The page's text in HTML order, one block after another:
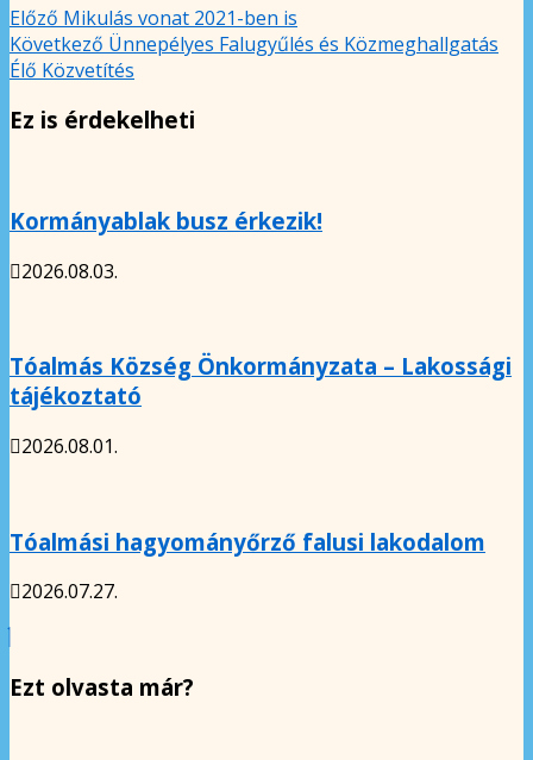
Előző Mikulás vonat 2021-ben is
Következő Ünnepélyes Falugyűlés és Közmeghallgatás
Élő Közvetítés
Ez is érdekelheti
Kormányablak busz érkezik!
2026.08.03.
Tóalmás Község Önkormányzata – Lakossági
tájékoztató
2026.08.01.
Tóalmási hagyományőrző falusi lakodalom
2026.07.27.
Ezt olvasta már?